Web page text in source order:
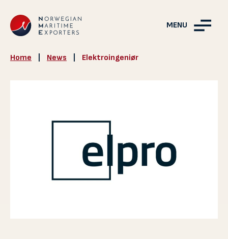
MENU
Home News Elektroingeniør